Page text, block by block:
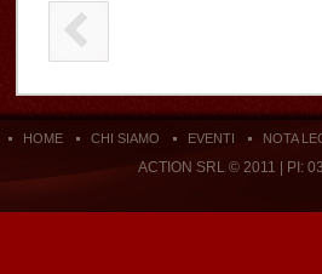
HOME CHI SIAMO EVENTI NOTA
ACTION SRL © 2011 | PI: